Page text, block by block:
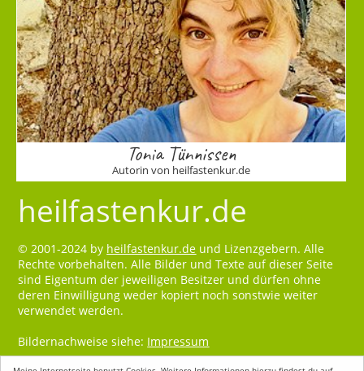
Tonia Tünnissen
Autorin von heilfastenkur.de
heilfastenkur.de
© 2001-2024 by heilfastenkur.de und Lizenzgebern. Alle
Rechte vorbehalten. Alle Bilder und Texte auf dieser Seite
sind Eigentum der jeweiligen Besitzer und dürfen ohne
deren Einwilligung weder kopiert noch sonstwie weiter
verwendet werden.
Bildernachweise siehe: Impressum